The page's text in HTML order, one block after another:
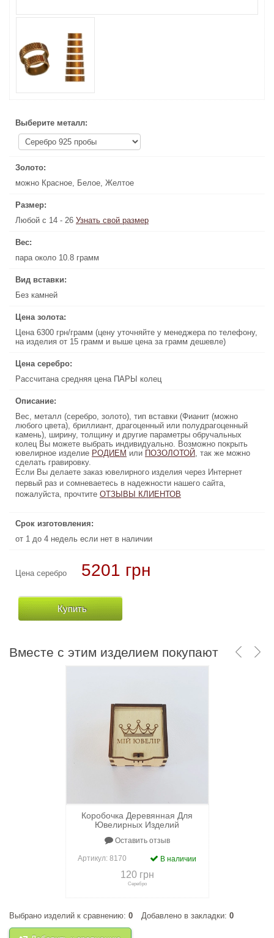
Выберите металл:
Золото:
можно Красное, Белое, Желтое
Размер:
Любой с 14 - 26 Узнать свой размер
Вес:
пара около 10.8 грамм
Вид вставки:
Без камней
Цена золота:
Цена 6300 грн/грамм (цену уточняйте у менеджера по телефону,
на изделия от 15 грамм и выше цена за грамм дешевле)
Цена серебро:
Рассчитана средняя цена ПАРЫ колец
Описание:
Вес, металл (серебро, золото), тип вставки (Фианит (можно
любого цвета), бриллиант, драгоценный или полудрагоценный
камень), ширину, толщину и другие параметры обручальных
колец Вы можете выбрать индивидуально. Возможно покрыть
ювелирное изделие РОДИЕМ или ПОЗОЛОТОЙ, так же можно
сделать гравировку.
Если Вы делаете заказ ювелирного изделия через Интернет
первый раз и сомневаетесь в надежности нашего сайта,
пожалуйста, прочтите ОТЗЫВЫ КЛИЕНТОВ
Срок изготовления:
от 1 до 4 недель если нет в наличии
Цена серебро 5201 грн
Купить
Узнать свой размер
Цена 6300 грн/грамм (цену уточняйте у менеджера по телефону,
на изделия от 15 грамм и выше цена за грамм дешевле)
Рассчитана средняя цена ПАРЫ колец
Вес, металл (серебро, золото), тип вставки (Фианит (можно
любого цвета), бриллиант, драгоценный или полудрагоценный
камень), ширину, толщину и другие параметры обручальных
колец Вы можете выбрать индивидуально. Возможно покрыть
ювелирное изделие
РОДИЕМ
или
ПОЗОЛОТОЙ
, так же можно
Если Вы делаете заказ ювелирного изделия через Интернет
первый раз и сомневаетесь в надежности нашего сайта,
пожалуйста, прочтите
ОТЗЫВЫ КЛИЕНТОВ
от 1 до 4 недель если нет в наличии
68040 грн
Вместе с этим изделием покупают
Коробочка Деревянная Для
Ювелирных Изделий
Оставить отзыв
Артикул: 8170 В наличии
120 грн
Серебро
+к сравнению
Выбрано изделий к сравнению: 0 Добавлено в закладки: 0